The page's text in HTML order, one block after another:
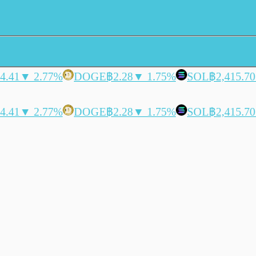
▼ 2.77% DOGE฿2.28▼ 1.75% SOL฿2,415.70
▼ 2.77% DOGE฿2.28▼ 1.75% SOL฿2,415.70